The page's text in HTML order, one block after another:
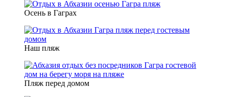
Осень в Гаграх
Наш пляж
Пляж перед домом